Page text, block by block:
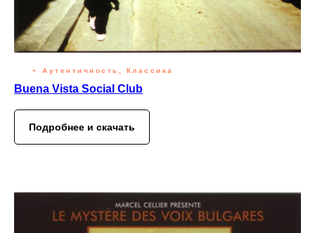
Аутентичность, Классика
Buena Vista Social Club
Подробнее и скачать